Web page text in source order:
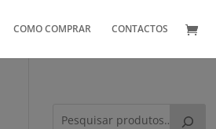
COMO COMPRAR CONTACTOS